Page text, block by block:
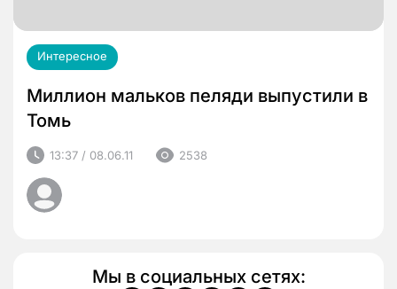
Интересное
Миллион мальков пеляди выпустили в
Томь
13:37 / 08.06.11 2538
Мы в социальных сетях: